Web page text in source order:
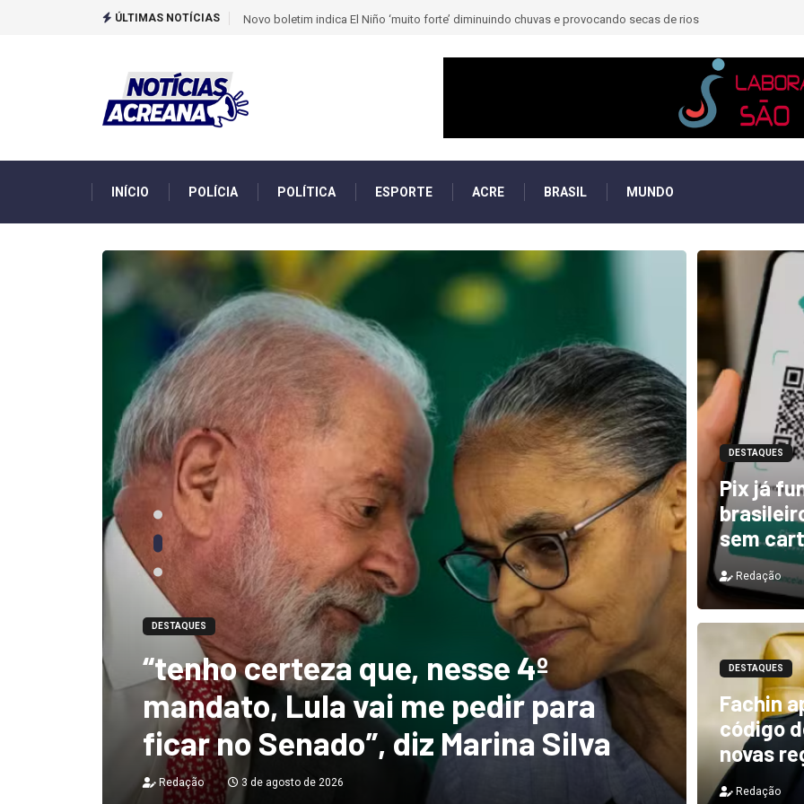
ÚLTIMAS NOTÍCIAS Novo boletim indica El Niño ‘muito forte’ diminuindo chuvas e provocando secas de rios
INÍCIO POLÍCIA POLÍTICA ESPORTE ACRE BRASIL MUNDO
DESTAQUES
“tenho certeza que, nesse 4º
mandato, Lula vai me pedir para
ficar no Senado”, diz Marina Silva
Redação 3 de agosto de 2026
DESTAQUES
DESTAQUES
Pix já
sem
Redação
DESTAQUES
Fachin
código
novas
Redação